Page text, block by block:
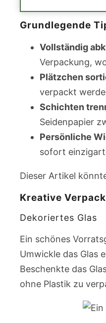
Grundlegende
Vollständig
Verpackung,
Plätzchen
verpackt
Schichten
Seidenpapier
Persönliche
sofort
Dieser Artikel
Kreative
Dekoriertes Glas
Ein schönes
Umwickle das Glas
Beschenkte das
ohne Plastik zu